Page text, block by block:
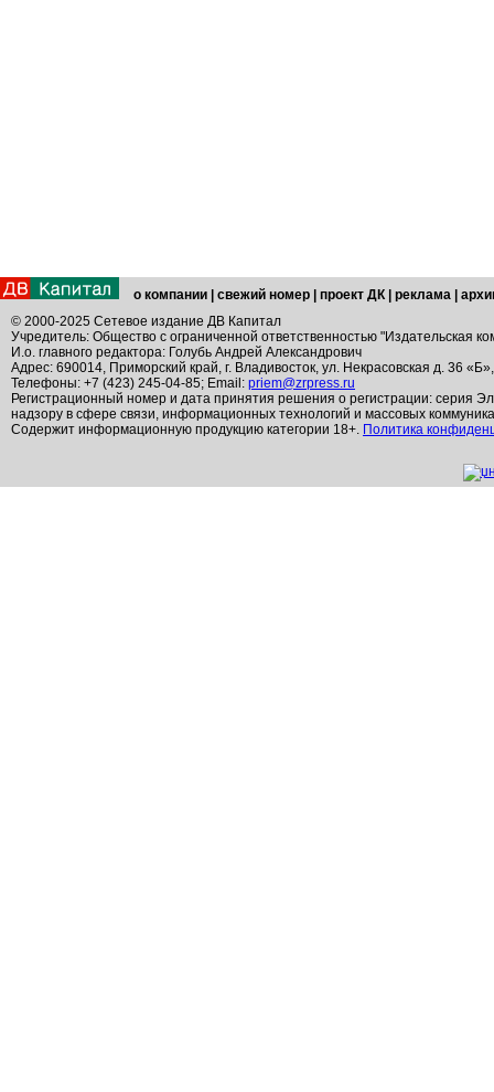
о компании свежий номер проект ДК реклама
© 2000-2025 Сетевое издание ДВ Капитал
Учредитель: Общество с ограниченной ответственностью "Издательская
И.о. главного редактора: Голубь Андрей Александрович
Адрес: 690014, Приморский край, г. Владивосток, ул. Некрасовская д. 36
Телефоны: +7 (423) 245-04-85; Email: priem@zrpress.ru
Регистрационный номер и дата принятия решения о регистрации: серия
надзору в сфере связи, информационных технологий и массовых
Содержит информационную продукцию категории 18+. Политика